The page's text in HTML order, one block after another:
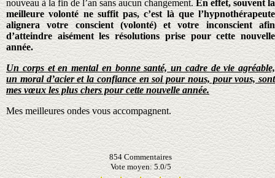
nouveau à la fin de l’an sans aucun changement. En effet, souvent la
meilleure volonté ne suffit pas, c’est là que l’hypnothérapeute
alignera votre conscient (volonté) et votre inconscient afin
d’atteindre aisément les résolutions prise pour cette nouvelle
année.
Un corps et en mental en bonne santé, un cadre de vie agréable,
un moral d’acier et la confiance en soi pour nous, pour vous, sont
mes vœux les plus chers pour cette nouvelle année.
Mes meilleures ondes vous accompagnent.
854Commentaires
Vote moyen:5.0/5